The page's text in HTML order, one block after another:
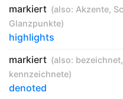
markiert (also: Akzente,
Glanzpunkte)
highlights
markiert (also: bezeichnet,
kennzeichnete)
denoted